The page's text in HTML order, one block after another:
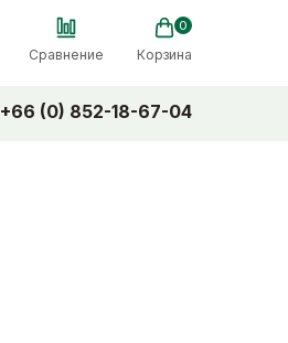
Сравнение
0
Корзина
+66 (0) 852-18-67-04